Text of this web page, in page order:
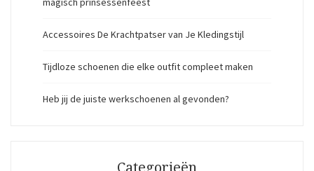
Accessoires De Krachtpatser van Je Kledingstijl
Tijdloze schoenen die elke outfit compleet maken
Heb jij de juiste werkschoenen al gevonden?